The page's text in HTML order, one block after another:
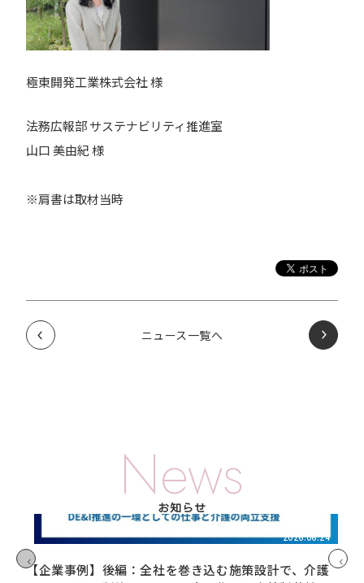
極東開発工業株式会社 様
法務広報部 サステナビリティ推進室
山口 美由紀 様
※肩書は取材当時
ニュース一覧へ
News
お知らせ
2026.06.24
【企業事例】後編：全社を巻き込む施策設計で、介護